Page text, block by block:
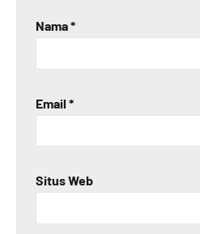
Nama*
Email *
Situs Web